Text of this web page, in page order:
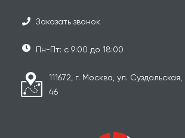
Заказать звонок
Пн-Пт: с 9:00 до 18:00
111672, г. Москва, ул. Суздальская,
46